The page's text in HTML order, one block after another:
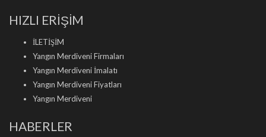
HIZLI ERİŞİM
İLETİŞİM
Yangın Merdiveni Firmaları
Yangın Merdiveni İmalatı
Yangın Merdiveni Fiyatları
Yangın Merdiveni
HABERLER